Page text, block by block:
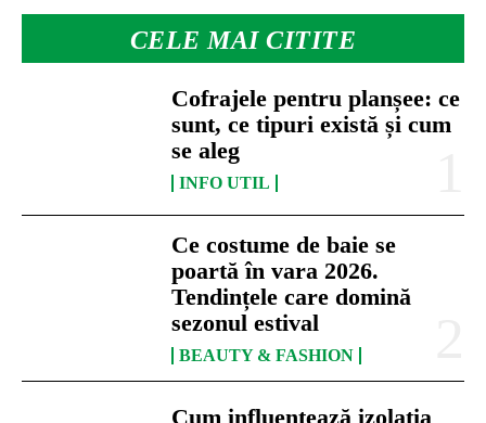
CELE MAI CITITE
Cofrajele pentru planșee: ce
sunt, ce tipuri există și cum
se aleg
INFO UTIL
Ce costume de baie se
poartă în vara 2026.
Tendințele care domină
sezonul estival
BEAUTY & FASHION
Cum influențează izolația